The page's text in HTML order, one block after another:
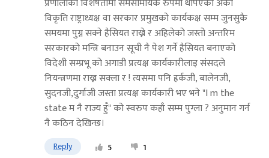
प्रणालीको विशेषतामा समसामयिक रुपमा थपिएको अर्को
विकृति राष्ट्राध्यक्ष वा सरकार प्रमुखको कार्यकक्ष सम्म जुनसुकै
समयमा पुग्न सक्ने हैसियत राख्ने र अहिलेको जस्तो अन्तरिम
सरकारको मन्त्रि बनाउन सूची नै पेश गर्ने हैसियत बनाएको
विदेशी सम्प्रभू को अगाडी प्रत्यक्ष कार्यकारीलाइ संसदले
नियन्त्रणमा राख्न सक्ला र ! त्यसमा पनि ह्रर्कजी, बालेनजी,
सुदनजी,दुर्गाजी जस्ता प्रत्यक्ष कार्यकारी भए भने "I m the
state म नै राज्य हुँ" को स्वरुप कहाँ सम्म पुग्ला ? अनुमान गर्न
नै कठिन देखिन्छ।
Reply 5 1